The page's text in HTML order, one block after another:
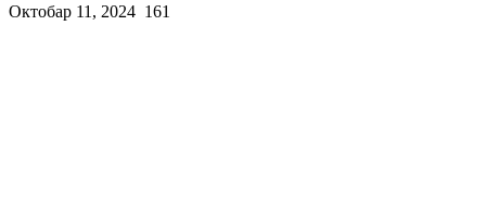
Октобар 11, 2024 161